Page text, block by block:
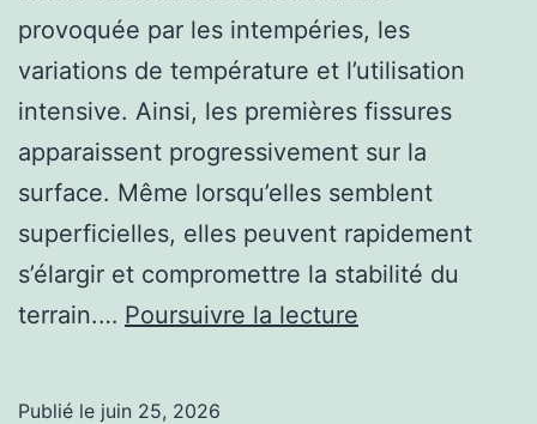
provoquée par les intempéries, les
variations de température et l’utilisation
intensive. Ainsi, les premières fissures
apparaissent progressivement sur la
surface. Même lorsqu’elles semblent
superficielles, elles peuvent rapidement
s’élargir et compromettre la stabilité du
terrain.… Poursuivre la lecture
Publié le juin 25, 2026